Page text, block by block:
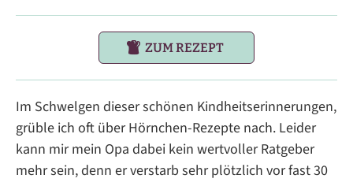
ZUM REZEPT
Im Schwelgen dieser schönen Kindheitserinnerungen,
grüble ich oft über Hörnchen-Rezepte nach. Leider
kann mir mein Opa dabei kein wertvoller Ratgeber
mehr sein, denn er verstarb sehr plötzlich vor fast 30